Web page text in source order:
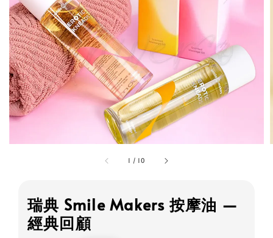
1 / 10
瑞典 Smile Makers 按摩油 —
經典回顧